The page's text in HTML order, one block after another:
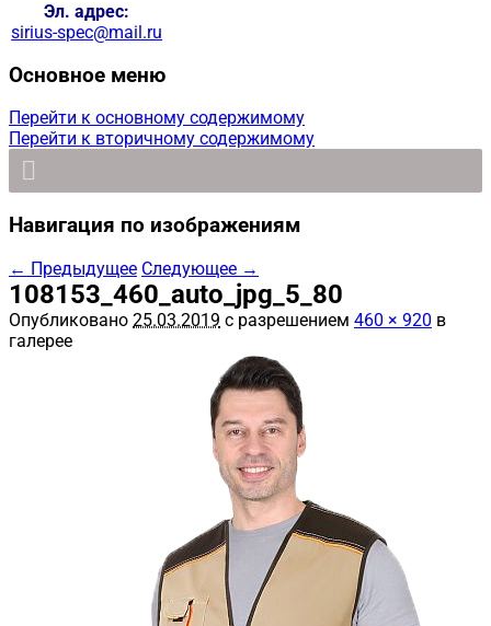
Эл. адрес:
sirius-spec@mail.ru
Основное меню
Перейти к основному содержимому
Перейти к вторичному содержимому
Навигация по изображениям
← Предыдущее Следующее →
108153_460_auto_jpg_5_80
Опубликовано 25.03.2019 с разрешением 460 × 920 в
галерее